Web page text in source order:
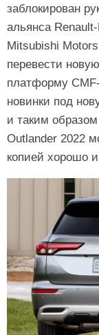
заблокирован
альянса
Mitsubishi
перевести
платформу
новинки под
и таким
Outlander 2022
копией хорошо